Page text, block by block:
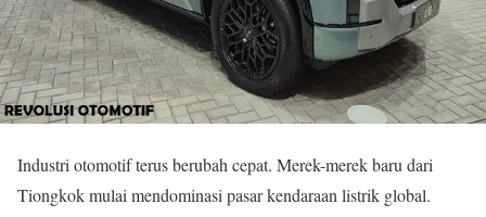
Industri otomotif terus berubah cepat. Merek-merek baru dari
Tiongkok mulai mendominasi pasar kendaraan listrik global.